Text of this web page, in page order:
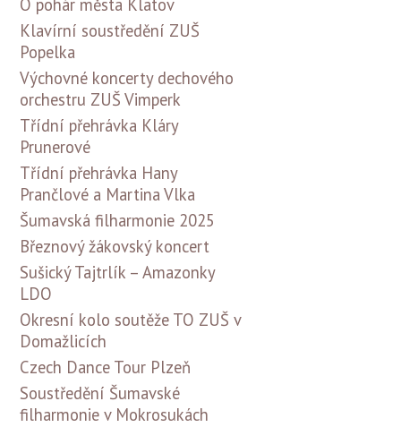
O pohár města Klatov
Klavírní soustředění ZUŠ
Popelka
Výchovné koncerty dechového
orchestru ZUŠ Vimperk
Třídní přehrávka Kláry
Prunerové
Třídní přehrávka Hany
Prančlové a Martina Vlka
Šumavská filharmonie 2025
Březnový žákovský koncert
Sušický Tajtrlík – Amazonky
LDO
Okresní kolo soutěže TO ZUŠ v
Domažlicích
Czech Dance Tour Plzeň
Soustředění Šumavské
filharmonie v Mokrosukách